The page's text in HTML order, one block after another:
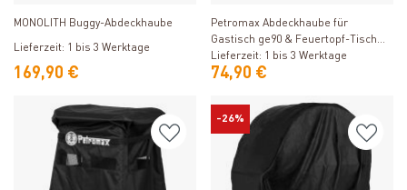
MONOLITH Buggy-Abdeckhaube
Lieferzeit: 1 bis 3 Werktage
169,90 €
Petromax Abdeckhaube für
Gastisch ge90 & Feuertopf-Tisch
fe90
Lieferzeit: 1 bis 3 Werktage
74,90 €
-26%